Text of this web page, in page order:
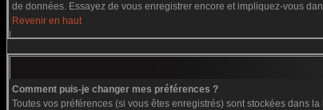
de données. Essayez de vous enregistrer encore et impliquez-vous
Revenir en haut
Comment puis-je changer mes préférences ?
Toutes vos préférences (si vous êtes enregistrés) sont stockées dans